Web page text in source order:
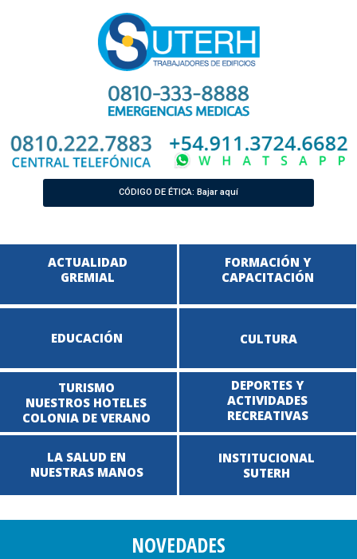
CÓDIGO DE ÉTICA: Bajar aquí
ACTUALIDAD
GREMIAL
EDUCACIÓN CULTURA
TURISMO
NUESTROS HOTELES
COLONIA DE VERANO
DEPORTES Y
ACTIVIDADES
RECREATIVAS
LA SALUD EN
NUESTRAS MANOS
INSTITUCIONAL
SUTERH
FORMACIÓN Y
CAPACITACIÓN
NOVEDADES